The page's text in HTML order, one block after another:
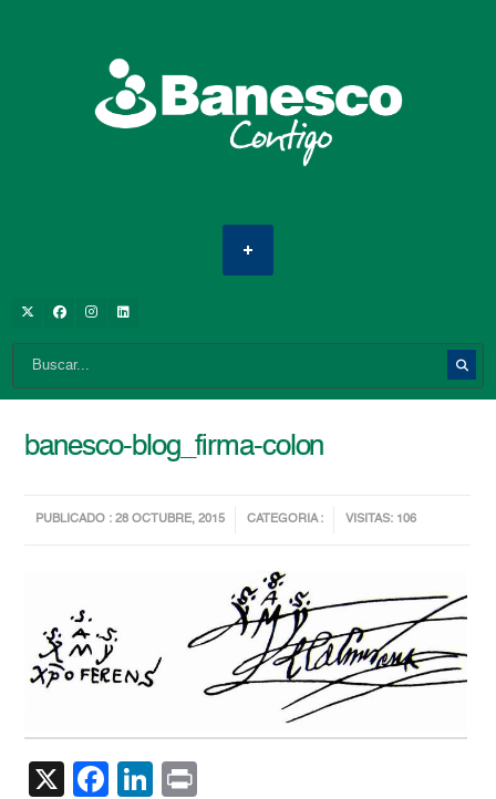
banesco-blog_firma-colon
PUBLICADO : 28 OCTUBRE, 2015 CATEGORIA : VISITAS: 106
X Facebook
LinkedIn